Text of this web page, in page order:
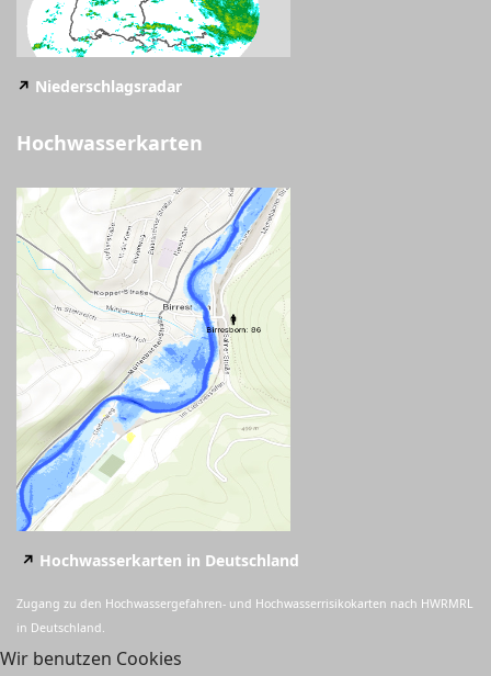
↗️ Niederschlagsradar
Hochwasserkarten
↗️ Hochwasserkarten in Deutschland
Zugang zu den Hochwassergefahren- und Hochwasserrisikokarten nach HWRMRL
in Deutschland.
Wir benutzen Cookies